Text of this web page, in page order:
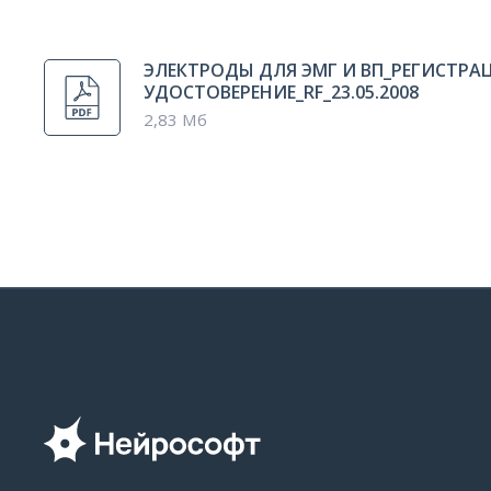
ЭЛЕКТРОДЫ ДЛЯ ЭМГ И
УДОСТОВЕРЕНИЕ_RF_23.05.2008
2,83 Мб